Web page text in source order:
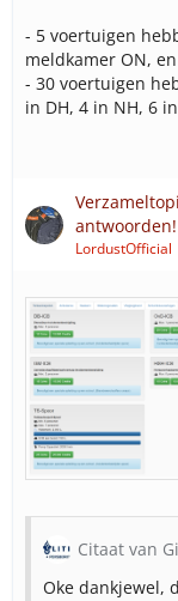
- 5 voertuigen
meldkamer ON,
- 30 voertuigen
in DH, 4 in NH, 6
antwoorden!
LordustOfficial
Citaat van
Oke dankjewel,